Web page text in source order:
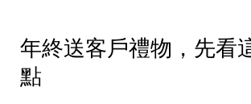
年終送客戶禮物，先看
點